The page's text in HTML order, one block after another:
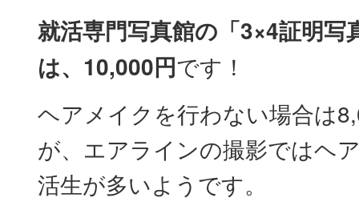
就活専門写真館の「3×4証明写
は、10,000円です！
ヘアメイクを行わない場合は
が、エアラインの撮影ではヘ
活生が多いようです。